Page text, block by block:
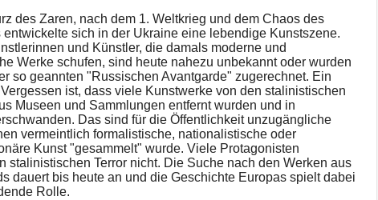
des Zaren, nach dem 1. Weltkrieg und dem Chaos des
entwickelte sich in der Ukraine eine lebendige Kunstszene.
und Künstler, die damals moderne und
Werke schufen, sind heute nahezu unbekannt oder wurden
so geannten "Russischen Avantgarde" zugerechnet. Ein
ist, dass viele Kunstwerke von den stalinistischen
Museen und Sammlungen entfernt wurden und in
Das sind für die Öffentlichkeit unzugängliche
vermeintlich formalistische, nationalistische oder
Kunst "gesammelt" wurde. Viele Protagonisten
stalinistischen Terror nicht. Die Suche nach den Werken aus
dauert bis heute an und die Geschichte Europas spielt dabei
Rolle.